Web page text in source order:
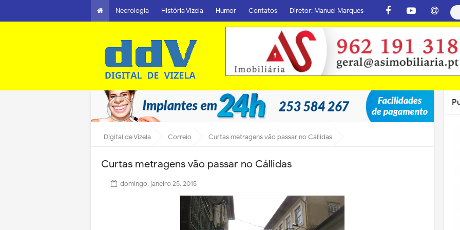
Necrologia História Vizela Humor Contatos Diretor: Manuel Marques
Digital de Vizela Correio Curtas metragens vão passar no Cállidas
Curtas metragens vão passar no Cállidas
domingo, janeiro 25, 2015